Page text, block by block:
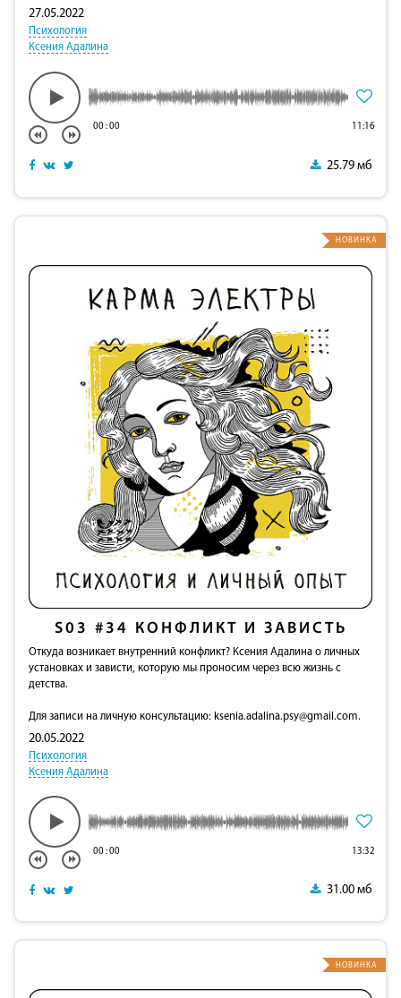
27.05.2022
Психология
Ксения Адалина
00:00 11:16
25.79 мб
S03 #34 КОНФЛИКТ И ЗАВИСТЬ
Откуда возникает внутренний конфликт? Ксения Адалина о личных
установках и зависти, которую мы проносим через всю жизнь с
детства.
Для записи на личную консультацию: ksenia.adalina.psy@gmail.com.
20.05.2022
Психология
Ксения Адалина
00:00 13:32
31.00 мб
НОВИНКА
НОВИНКА